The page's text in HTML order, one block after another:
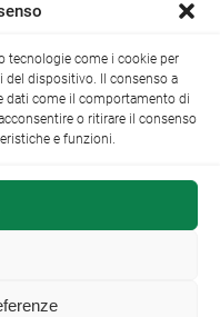
Contatti|
•
tecnologie come i cookie per
del dispositivo. Il consenso a
dati come il comportamento di
o ritirare il consenso
e funzioni.